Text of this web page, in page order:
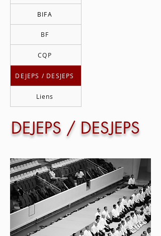
BF
CQP
DEJEPS / DESJEPS
Liens
BIFA
DEJEPS / DESJEPS